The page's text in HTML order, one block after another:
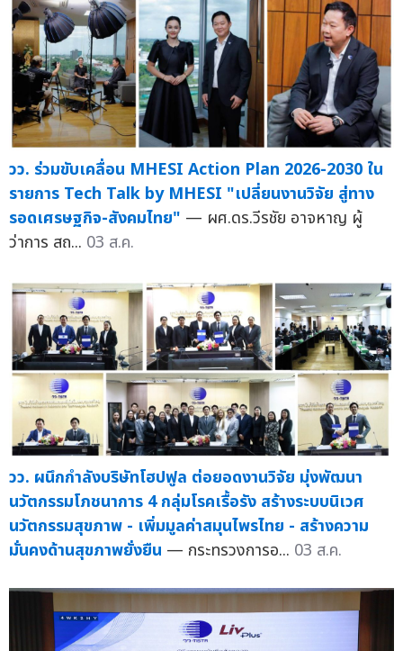
วว. ร่วมขับเคลื่อน MHESI Action Plan 2026-2030 ใน
รายการ Tech Talk by MHESI "เปลี่ยนงานวิจัย สู่ทาง
รอดเศรษฐกิจ-สังคมไทย" — ผศ.ดร.วีรชัย อาจหาญ ผู้
ว่าการ สถ... 03 ส.ค.
วว. ผนึกกำลังบริษัทโฮปฟูล ต่อยอดงานวิจัย มุ่งพัฒนา
นวัตกรรมโภชนาการ 4 กลุ่มโรคเรื้อรัง สร้างระบบนิเวศ
นวัตกรรมสุขภาพ - เพิ่มมูลค่าสมุนไพรไทย - สร้างความ
มั่นคงด้านสุขภาพยั่งยืน — กระทรวงการอ... 03 ส.ค.